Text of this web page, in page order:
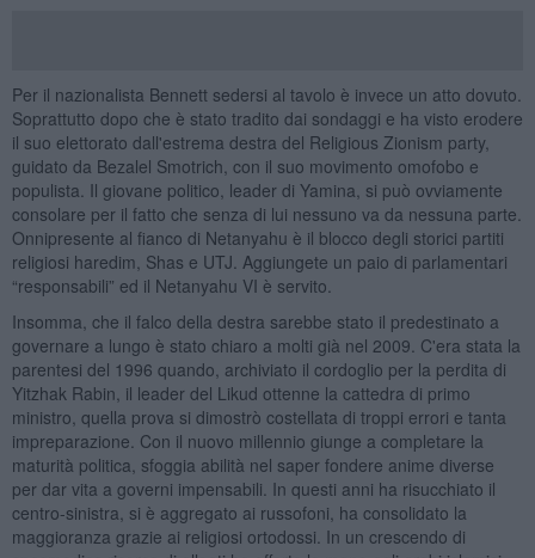
Per il nazionalista Bennett sedersi al tavolo è invece un atto dovuto.
Soprattutto dopo che è stato tradito dai sondaggi e ha visto erodere
il suo elettorato dall'estrema destra del Religious Zionism party,
guidato da Bezalel Smotrich, con il suo movimento omofobo e
populista. Il giovane politico, leader di Yamina, si può ovviamente
consolare per il fatto che senza di lui nessuno va da nessuna parte.
Onnipresente al fianco di Netanyahu è il blocco degli storici partiti
religiosi haredim, Shas e UTJ. Aggiungete un paio di parlamentari
“responsabili” ed il Netanyahu VI è servito.
Insomma, che il falco della destra sarebbe stato il predestinato a
governare a lungo è stato chiaro a molti già nel 2009. C'era stata la
parentesi del 1996 quando, archiviato il cordoglio per la perdita di
Yitzhak Rabin, il leader del Likud ottenne la cattedra di primo
ministro, quella prova si dimostrò costellata di troppi errori e tanta
impreparazione. Con il nuovo millennio giunge a completare la
maturità politica, sfoggia abilità nel saper fondere anime diverse
per dar vita a governi impensabili. In questi anni ha risucchiato il
centro-sinistra, si è aggregato ai russofoni, ha consolidato la
maggioranza grazie ai religiosi ortodossi. In un crescendo di